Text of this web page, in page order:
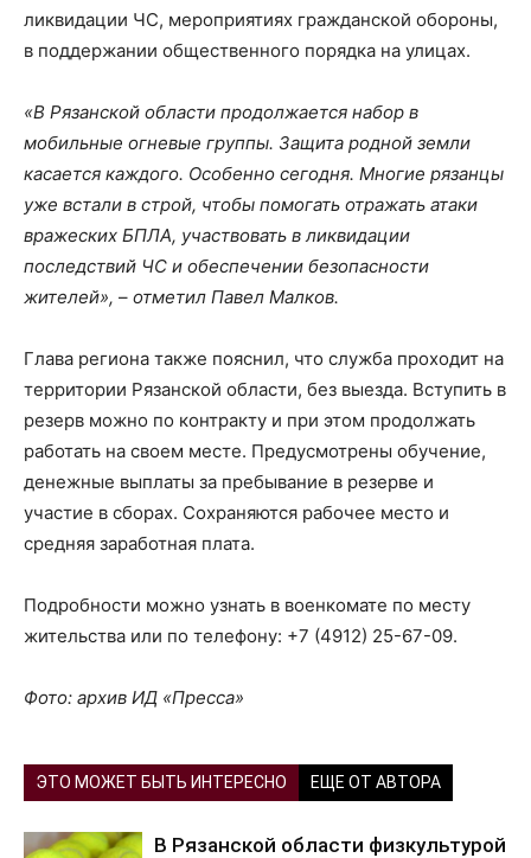
ликвидации ЧС, мероприятиях гражданской обороны,
в поддержании общественного порядка на улицах.
«В Рязанской области продолжается набор в
мобильные огневые группы. Защита родной земли
касается каждого. Особенно сегодня. Многие рязанцы
уже встали в строй, чтобы помогать отражать атаки
вражеских БПЛА, участвовать в ликвидации
последствий ЧС и обеспечении безопасности
жителей», – отметил Павел Малков.
Глава региона также пояснил, что служба проходит на
территории Рязанской области, без выезда. Вступить в
резерв можно по контракту и при этом продолжать
работать на своем месте. Предусмотрены обучение,
денежные выплаты за пребывание в резерве и
участие в сборах. Сохраняются рабочее место и
средняя заработная плата.
Подробности можно узнать в военкомате по месту
жительства или по телефону: +7 (4912) 25-67-09.
Фото: архив ИД «Пресса»
ЭТО МОЖЕТ БЫТЬ ИНТЕРЕСНО ЕЩЕ ОТ АВТОРА
В Рязанской области физкультурой